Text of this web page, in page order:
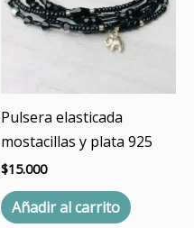
Pulsera elasticada
mostacillas y plata 925
$15.000
Añadir al carrito